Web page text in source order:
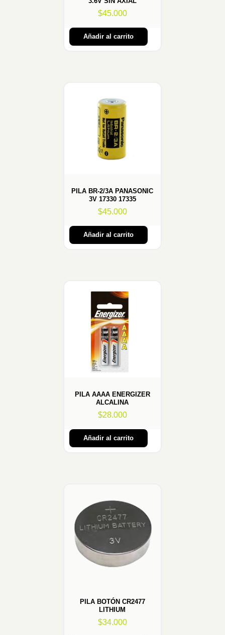
$45.000
Añadir al carrito
PILA BR-2/3A PANASONIC
3V 17330 17335
$45.000
Añadir al carrito
PILA AAAA ENERGIZER
ALCALINA
$28.000
Añadir al carrito
PILA BOTÓN CR2477
LITHIUM
$34.000